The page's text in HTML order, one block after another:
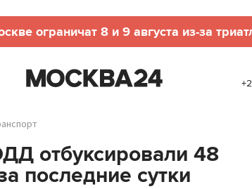
ограничат 8 и 9 августа из-за
отбуксировали 48
последние сутки